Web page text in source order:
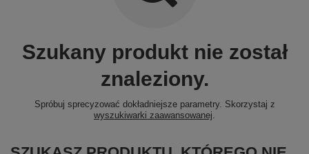
Szukany produkt nie został
znaleziony.
Spróbuj sprecyzować dokładniejsze parametry. Skorzystaj z
wyszukiwarki zaawansowanej.